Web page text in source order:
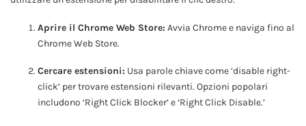
Aprire il Chrome Web Store: Avvia Chrome e naviga fino al
Chrome Web Store.
Cercare estensioni: Usa parole chiave come ‘disable right-
click’ per trovare estensioni rilevanti. Opzioni popolari
includono ‘Right Click Blocker’ e ‘Right Click Disable.’